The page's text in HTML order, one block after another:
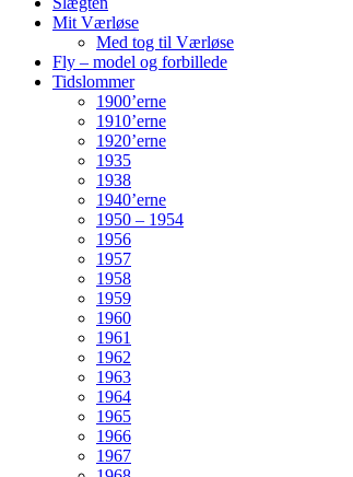
Mit Værløse
Med tog til Værløse
Fly – model og forbillede
Tidslommer
1900’erne
1910’erne
1920’erne
1935
1938
1940’erne
1950 – 1954
1956
1957
1958
1959
1960
1961
1962
1963
1964
1965
1966
1967